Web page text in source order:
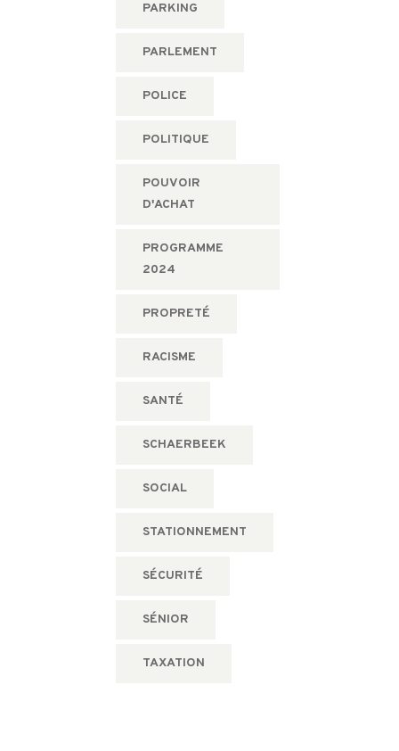
PARKING
PARLEMENT
POLICE
POLITIQUE
POUVOIR
D'ACHAT
PROGRAMME
2024
PROPRETÉ
RACISME
SANTÉ
SCHAERBEEK
SOCIAL
STATIONNEMENT
SÉCURITÉ
SÉNIOR
TAXATION